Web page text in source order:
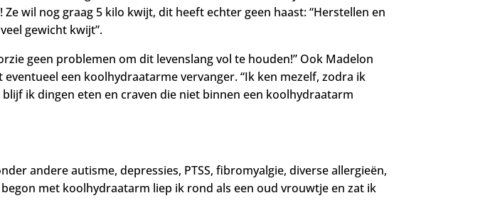
wil nog graag 5 kilo kwijt, dit heeft echter geen haast: “Herstellen en
gewicht kwijt”.
geen problemen om dit levenslang vol te houden!” Ook Madelon
een koolhydraatarme vervanger. “Ik ken mezelf, zodra ik
ik dingen eten en craven die niet binnen een koolhydraatarm
andere autisme, depressies, PTSS, fibromyalgie, diverse allergieën,
met koolhydraatarm liep ik rond als een oud vrouwtje en zat ik